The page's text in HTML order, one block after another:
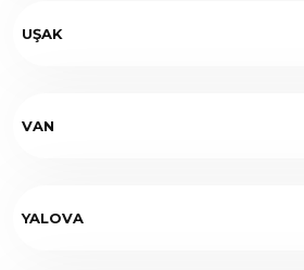
UŞAK
VAN
YALOVA